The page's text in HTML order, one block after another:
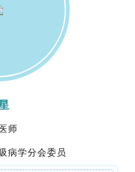
师
病学分会委员